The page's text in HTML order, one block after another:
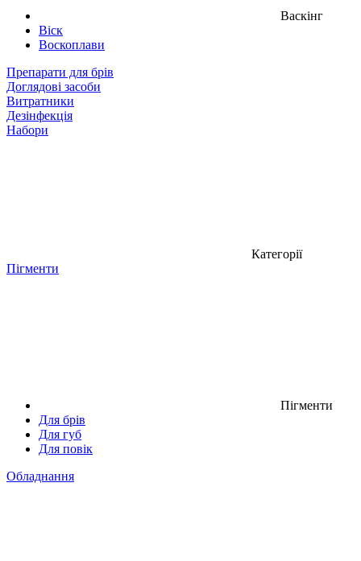
Васкінг
Віск
Воскоплави
Препарати для брів
Доглядові засоби
Витратники
Дезінфекція
Набори
Категорії
Пігменти
Пігменти
Для брів
Для губ
Для повік
Обладнання